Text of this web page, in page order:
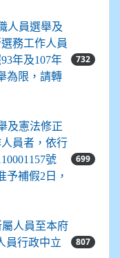
人員選舉及
務工作人員
年及107年
為限，請轉
732
及憲法修正
員者，依行
號
予補假2日，
699
人員至本府
員行政中立
807